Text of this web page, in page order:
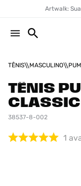
Artwalk:
TÊNIS MASCULINO
TÊNIS
38537-8-002
1